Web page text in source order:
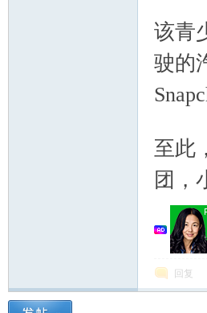
该青
驶的
至此
团，
回复